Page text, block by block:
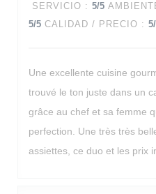
SERVICIO : 5/5
5/5 CALIDAD / PRECIO : 5
Une excellente cuisine
trouvé le ton juste dans un
grâce au chef et sa femme
perfection. Une très très
assiettes, ce duo et les prix